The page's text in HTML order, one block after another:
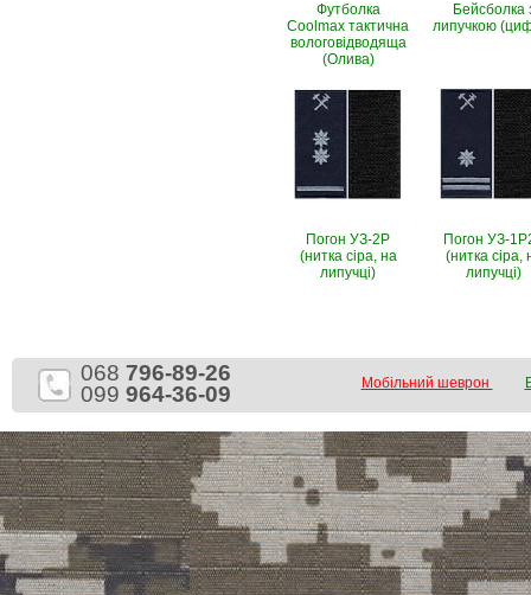
Футболка
Coolmax тактична
вологовiдводяща
(Олива)
Бейсболка
липучкою
Погон УЗ-2Р
(нитка сіра, на
липучці)
Погон УЗ-
(нитка сіра,
липучці)
068 796-89-26
099 964-36-09 Мобільний шеврон